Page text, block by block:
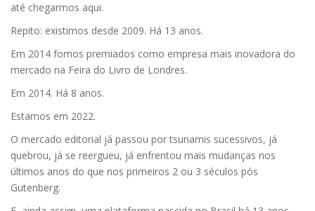
até chegarmos aqui.
Repito: existimos desde 2009. Há 13 anos.
Em 2014 fomos premiados como empresa mais inovadora do
mercado na Feira do Livro de Londres.
Em 2014. Há 8 anos.
Estamos em 2022.
O mercado editorial já passou por tsunamis sucessivos, já
quebrou, já se reergueu, já enfrentou mais mudanças nos
últimos anos do que nos primeiros 2 ou 3 séculos pós
Gutenberg.